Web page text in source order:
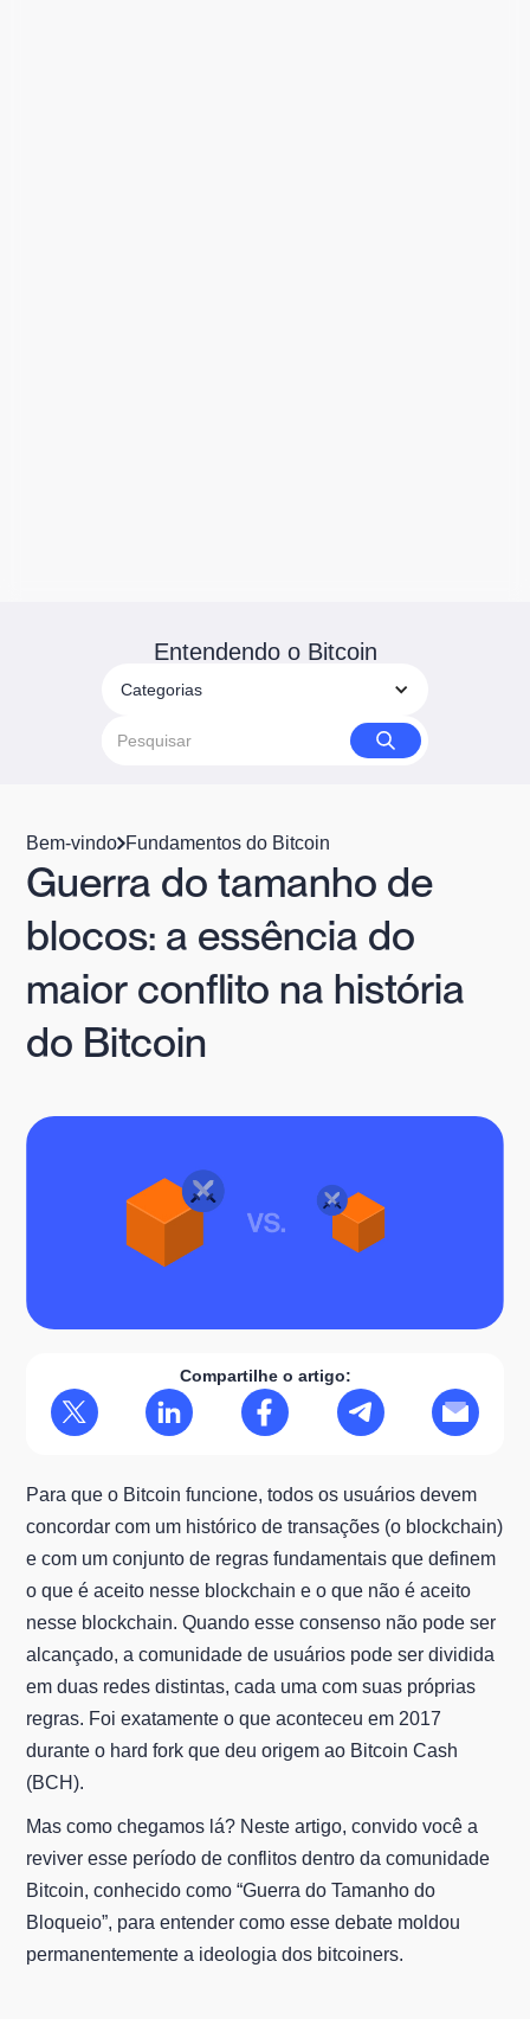
Entendendo o Bitcoin
Categorias
Bem-vindo Fundamentos do Bitcoin
Guerra do tamanho de
blocos: a essência do
maior conflito na história
do Bitcoin
Compartilhe o artigo:
Para que o Bitcoin funcione, todos os usuários devem
concordar com um histórico de transações (o blockchain)
e com um conjunto de regras fundamentais que definem
o que é aceito nesse blockchain e o que não é aceito
nesse blockchain. Quando esse consenso não pode ser
alcançado, a comunidade de usuários pode ser dividida
em duas redes distintas, cada uma com suas próprias
regras. Foi exatamente o que aconteceu em 2017
durante o hard fork que deu origem ao Bitcoin Cash
(BCH).
Mas como chegamos lá? Neste artigo, convido você a
reviver esse período de conflitos dentro da comunidade
Bitcoin, conhecido como “Guerra do Tamanho do
Bloqueio”, para entender como esse debate moldou
permanentemente a ideologia dos bitcoiners.